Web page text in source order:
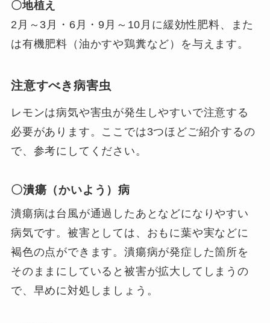
〇地植え
2月～3月・6月・9月～10月に緩効性肥料、また
は有機肥料（油かすや鶏糞など）を与えます。
注意すべき病害虫
レモンは病気や害虫が発生しやすいで注意する
必要があります。ここでは3つほどご紹介するの
で、参考にしてください。
〇潰瘍（かいよう）病
潰瘍病は台風が通過したあとなどになりやすい
病気です。被害としては、おもに葉や実などに
褐色の点ができます。潰瘍病が発症した箇所を
そのままにしていると被害が拡大してしまうの
で、早めに対処しましょう。